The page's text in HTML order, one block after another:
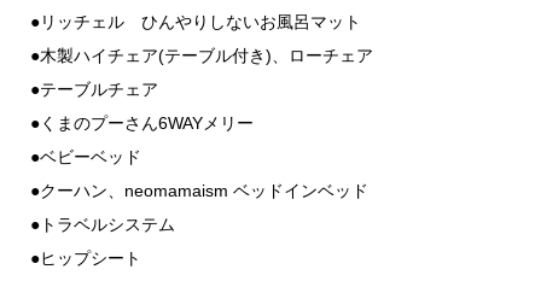
●リッチェル ひんやりしないお風呂マット
●木製ハイチェア(テーブル付き)、ローチェア
●テーブルチェア
●くまのプーさん6WAYメリー
●ベビーベッド
●クーハン、neomamaism ベッドインベッド
●トラベルシステム
●ヒップシート